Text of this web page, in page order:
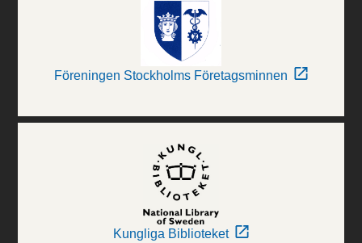
Föreningen Stockholms Företagsminnen
Kungliga Biblioteket